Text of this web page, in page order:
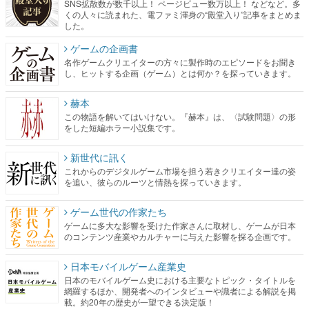
SNS拡散数が数千以上！ ページビュー数万以上！ などなど。多
くの人々に読まれた、電ファミ渾身の“殿堂入り”記事をまとめま
した。
ゲームの企画書
名作ゲームクリエイターの方々に製作時のエピソードをお聞き
し、ヒットする企画（ゲーム）とは何か？を探っていきます。
赫本
この物語を解いてはいけない。『赫本』は、〈試験問題〉の形
をした短編ホラー小説集です。
新世代に訊く
これからのデジタルゲーム市場を担う若きクリエイター達の姿
を追い、彼らのルーツと情熱を探っていきます。
ゲーム世代の作家たち
ゲームに多大な影響を受けた作家さんに取材し、ゲームが日本
のコンテンツ産業やカルチャーに与えた影響を探る企画です。
日本モバイルゲーム産業史
日本のモバイルゲーム史における主要なトピック・タイトルを
網羅するほか、開発者へのインタビューや識者による解説を掲
載。約20年の歴史が一望できる決定版！